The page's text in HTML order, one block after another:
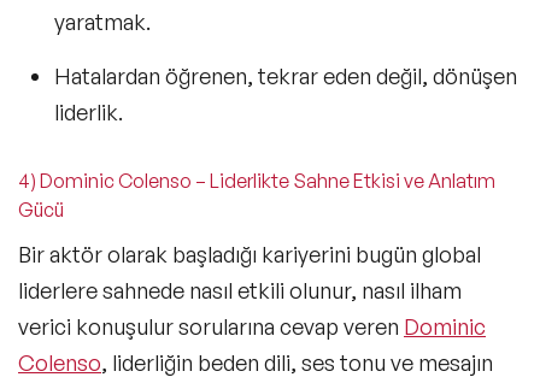
yaratmak.
Hatalardan öğrenen, tekrar eden değil, dönüşen
liderlik.
4) Dominic Colenso – Liderlikte Sahne Etkisi ve Anlatım
Gücü
Bir aktör olarak başladığı kariyerini bugün global
liderlere sahnede nasıl etkili olunur, nasıl ilham
verici konuşulur sorularına cevap veren Dominic
Colenso, liderliğin beden dili, ses tonu ve mesajın